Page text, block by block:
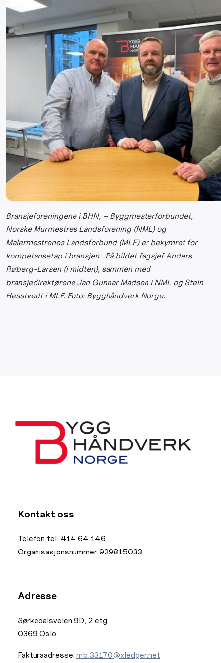
Bransjeforeningene i BHN, – Byggmesterforbundet,
Norske Murmestres Landsforening (NML) og
Malermestrenes Landsforbund (MLF) er bekymret for
kompetansetap i bransjen. På bildet fagsjefAnders
Røberg-Larsen (i midten), sammen med
bransjedirektørene Jan Gunnar Madsen i NML og Stein
Hesstvedt i MLF. Foto: Bygghåndverk Norge.
Kontakt oss
Telefon tel: 414 64 146
Organisasjonsnummer 929815033
Adresse
Sørkedalsveien 9D, 2 etg
0369 Oslo
Fakturaadresse: mb.33170@xledger.net